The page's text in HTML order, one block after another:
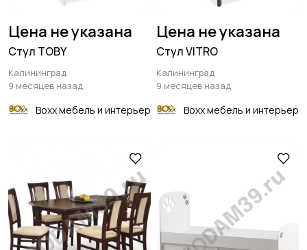
Цена не указана
Стул TOBY
Калининград
9 месяцев назад
Boxx мебель и интерьер
Цена не указана
Стул VITRO
Калининград
9 месяцев назад
Boxx мебель и интерьер